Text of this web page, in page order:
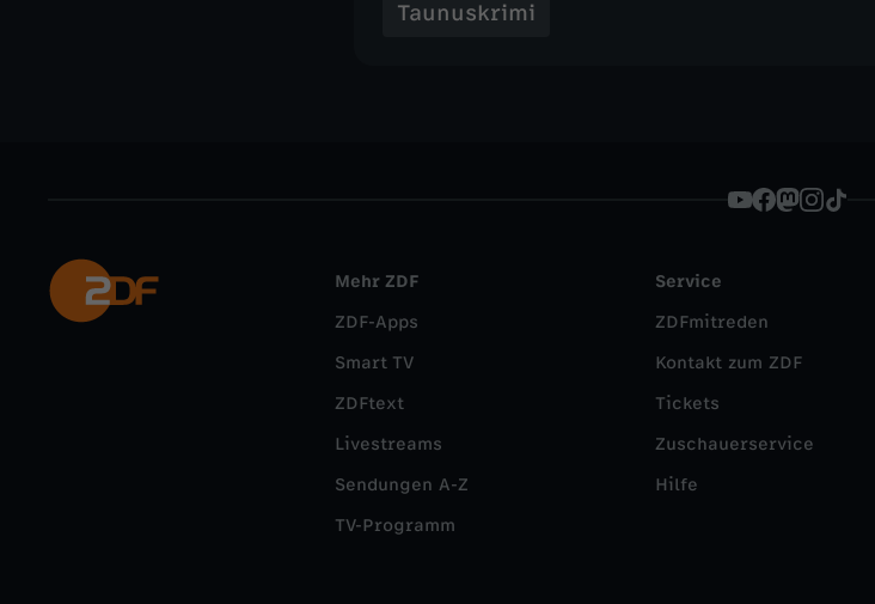
Taunuskrimi
Mehr ZDF
ZDF-Apps
Smart TV
ZDFtext
Livestreams
Sendungen A-Z
TV-Programm
Service
ZDFmitreden
Kontakt zum ZDF
Tickets
Zuschauerservice
Hilfe